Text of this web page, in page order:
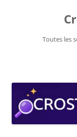
Toutes les